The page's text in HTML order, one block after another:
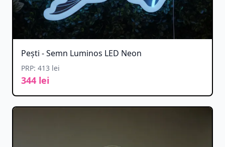
Pești - Semn Luminos LED Neon
PRP: 413 lei
344 lei